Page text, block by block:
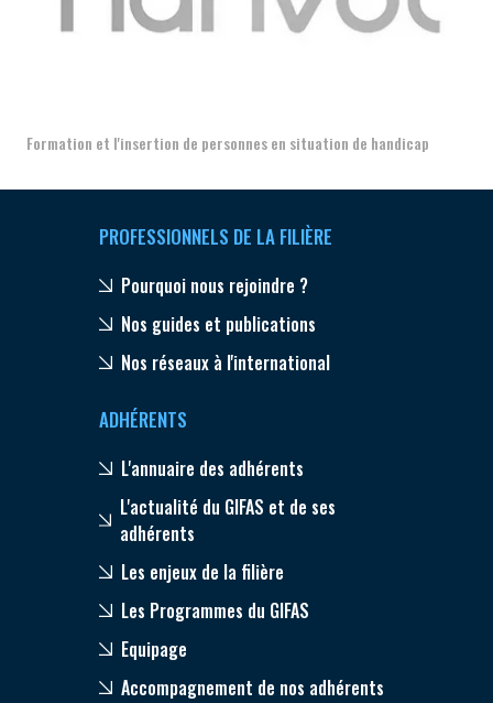
Formation et l'insertion de personnes en situation de handicap
PROFESSIONNELS DE LA FILIÈRE
Pourquoi nous rejoindre ?
Nos guides et publications
Nos réseaux à l'international
ADHÉRENTS
L'annuaire des adhérents
L'actualité du GIFAS et de ses
adhérents
Les enjeux de la filière
Les Programmes du GIFAS
Equipage
Accompagnement de nos adhérents